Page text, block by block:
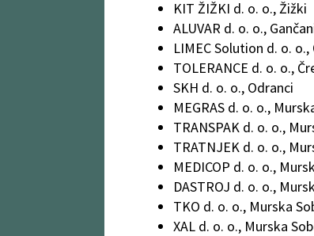
KIT ŽIŽKI d. o. o., Žižki
ALUVAR d. o. o.,
LIMEC Solution d. o. o.,
TOLERANCE d. o. o.,
SKH d. o. o., Odranci
MEGRAS d. o. o.,
TRANSPAK d. o. o.,
TRATNJEK d. o. o.,
MEDICOP d. o. o.,
DASTROJ d. o. o.,
TKO d. o. o., Murska
XAL d. o. o., Murska